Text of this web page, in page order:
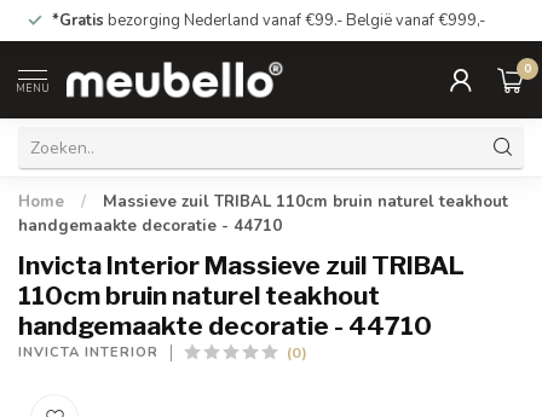
*Gratis bezorging Nederland vanaf €99.- België vanaf €999,-
MENU
0
Home /
Massieve zuil TRIBAL 110cm bruin naturel teakhout
handgemaakte decoratie - 44710
Invicta Interior Massieve zuil TRIBAL
110cm bruin naturel teakhout
handgemaakte decoratie - 44710
INVICTA INTERIOR (0)